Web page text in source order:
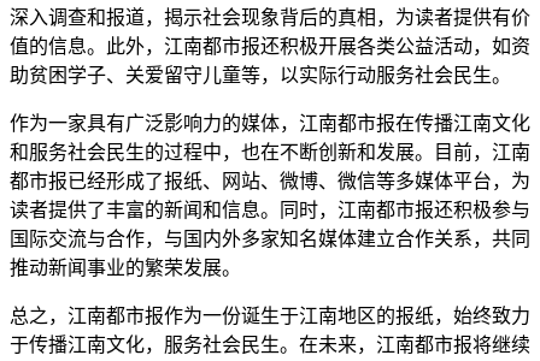
深入调查和报道，揭示社会现象背后的真相，为读者提供有价
值的信息。此外，江南都市报还积极开展各类公益活动，如资
助贫困学子、关爱留守儿童等，以实际行动服务社会民生。
作为一家具有广泛影响力的媒体，江南都市报在传播江南文化
和服务社会民生的过程中，也在不断创新和发展。目前，江南
都市报已经形成了报纸、网站、微博、微信等多媒体平台，为
读者提供了丰富的新闻和信息。同时，江南都市报还积极参与
国际交流与合作，与国内外多家知名媒体建立合作关系，共同
推动新闻事业的繁荣发展。
总之，江南都市报作为一份诞生于江南地区的报纸，始终致力
于传播江南文化，服务社会民生。在未来，江南都市报将继续